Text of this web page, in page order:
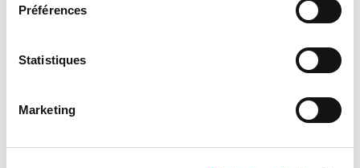
Préférences
Statistiques
Marketing